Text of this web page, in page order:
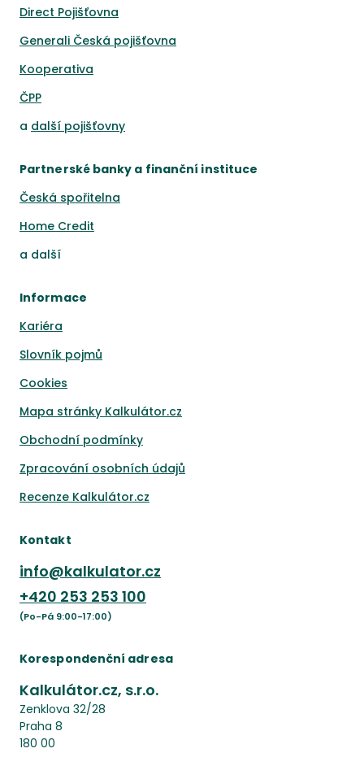
Direct Pojišťovna
Generali Česká pojišťovna
Kooperativa
ČPP
a další pojišťovny
Partnerské banky a finanční instituce
Česká spořitelna
Home Credit
a další
Informace
Kariéra
Slovník pojmů
Cookies
Mapa stránky Kalkulátor.cz
Obchodní podmínky
Zpracování osobních údajů
Recenze Kalkulátor.cz
Kontakt
info@kalkulator.cz
+420 253 253 100
(Po-Pá 9:00-17:00)
Korespondenční adresa
Kalkulátor.cz, s.r.o.
Zenklova 32/28
Praha 8
180 00